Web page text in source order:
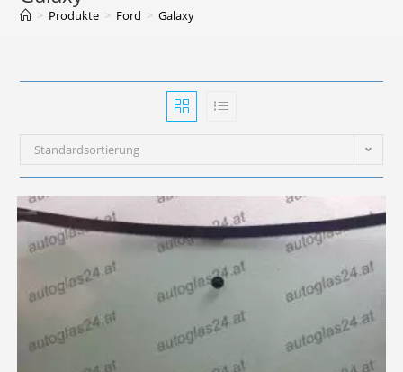
> Produkte > Ford > Galaxy
Standardsortierung